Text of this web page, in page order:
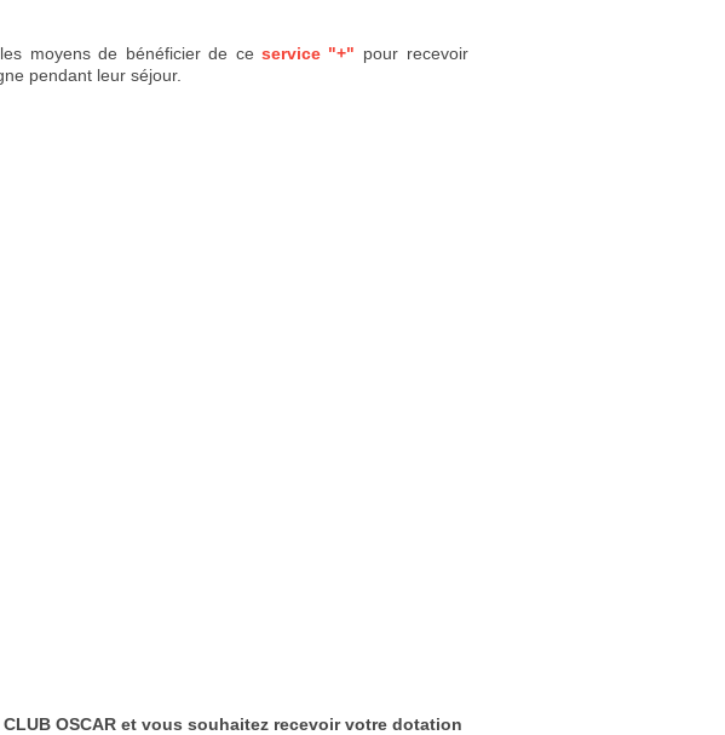
moyens de bénéficier de ce service "+" pour recevoir
pendant leur séjour.
OSCAR et vous souhaitez recevoir votre dotation